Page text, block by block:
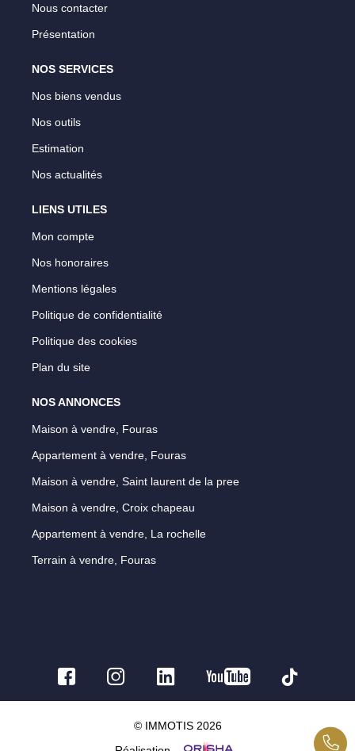
Nous contacter
Présentation
NOS SERVICES
Nos biens vendus
Nos outils
Estimation
Nos actualités
LIENS UTILES
Mon compte
Nos honoraires
Mentions légales
Politique de confidentialité
Politique des cookies
Plan du site
NOS ANNONCES
Maison à vendre, Fouras
Appartement à vendre, Fouras
Maison à vendre, Saint laurent de la pree
Maison à vendre, Croix chapeau
Appartement à vendre, La rochelle
Terrain à vendre, Fouras
© IMMOTIS 2026